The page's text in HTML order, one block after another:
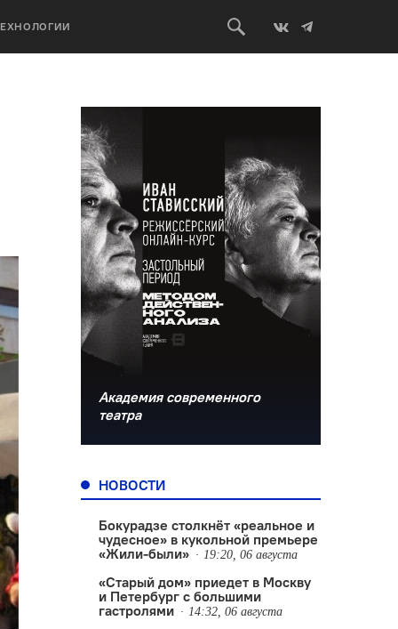
Академия современного
театра
НОВОСТИ
Бокурадзе столкнëт «реальное и
чудесное» в кукольной премьере
«Жили-были»
19:20, 06 августа
«Старый дом» приедет в Москву
и Петербург с большими
гастролями
14:32, 06 августа